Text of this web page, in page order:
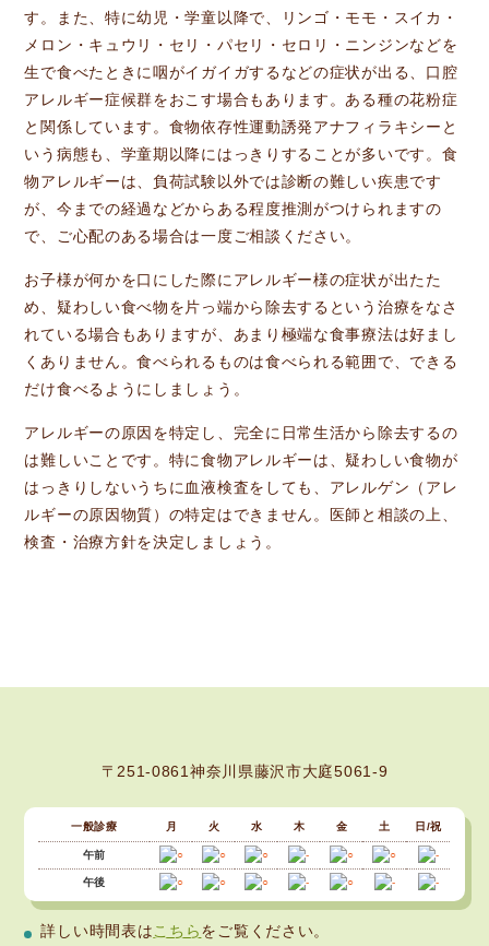
す。また、特に幼児・学童以降で、リンゴ・モモ・スイカ・
メロン・キュウリ・セリ・パセリ・セロリ・ニンジンなどを
生で食べたときに咽がイガイガするなどの症状が出る、口腔
アレルギー症候群をおこす場合もあります。ある種の花粉症
と関係しています。食物依存性運動誘発アナフィラキシーと
いう病態も、学童期以降にはっきりすることが多いです。食
物アレルギーは、負荷試験以外では診断の難しい疾患です
が、今までの経過などからある程度推測がつけられますの
で、ご心配のある場合は一度ご相談ください。
お子様が何かを口にした際にアレルギー様の症状が出たた
め、疑わしい食べ物を片っ端から除去するという治療をなさ
れている場合もありますが、あまり極端な食事療法は好まし
くありません。食べられるものは食べられる範囲で、できる
だけ食べるようにしましょう。
アレルギーの原因を特定し、完全に日常生活から除去するの
は難しいことです。特に食物アレルギーは、疑わしい食物が
はっきりしないうちに血液検査をしても、アレルゲン（アレ
ルギーの原因物質）の特定はできません。医師と相談の上、
検査・治療方針を決定しましょう。
〒251-0861神奈川県藤沢市大庭5061-9
一般診療 月 火 水 木 金 土 日/祝
午前
午後
詳しい時間表はこちらをご覧ください。